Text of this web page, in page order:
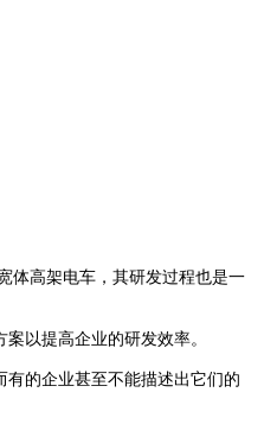
体高架电车，其研发过程也是一
以提高企业的研发效率。
的企业甚至不能描述出它们的